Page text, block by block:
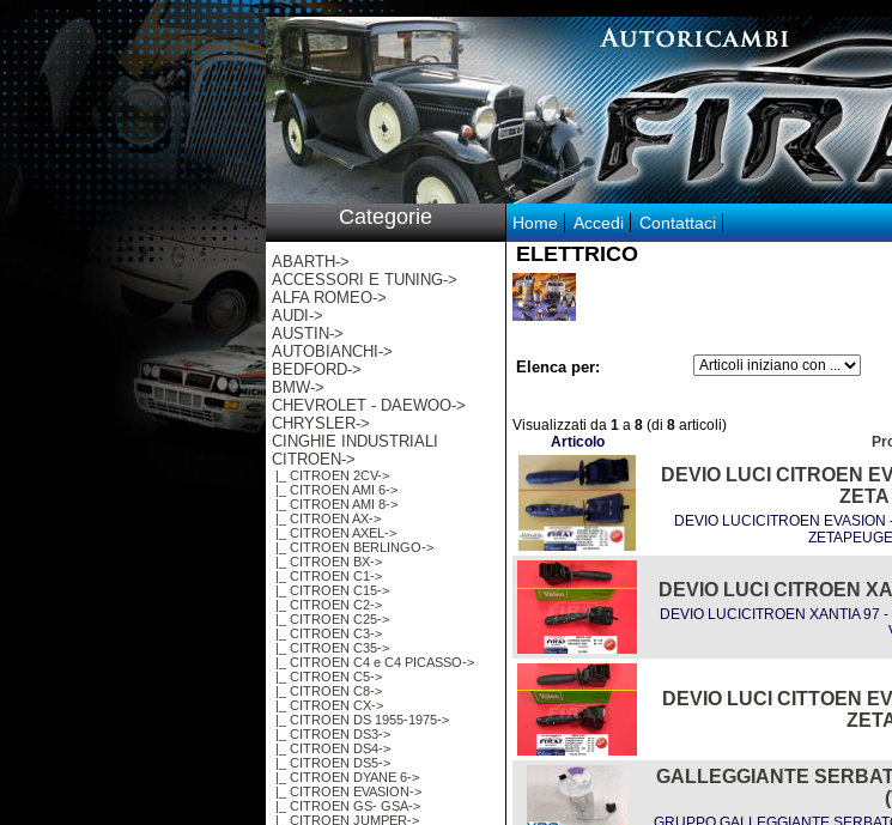
Categorie
ABARTH->
ACCESSORI E TUNING->
ALFA ROMEO->
AUDI->
AUSTIN->
AUTOBIANCHI->
BEDFORD->
BMW->
CHEVROLET - DAEWOO->
CHRYSLER->
CINGHIE INDUSTRIALI
CITROEN->
|_ CITROEN 2CV->
|_ CITROEN AMI 6->
|_ CITROEN AMI 8->
|_ CITROEN AX->
|_ CITROEN AXEL->
|_ CITROEN BERLINGO->
|_ CITROEN BX->
|_ CITROEN C1->
|_ CITROEN C15->
|_ CITROEN C2->
|_ CITROEN C25->
|_ CITROEN C3->
|_ CITROEN C35->
|_ CITROEN C4 e C4 PICASSO->
|_ CITROEN C5->
|_ CITROEN C8->
|_ CITROEN CX->
|_ CITROEN DS 1955-1975->
|_ CITROEN DS3->
|_ CITROEN DS4->
|_ CITROEN DS5->
|_ CITROEN DYANE 6->
|_ CITROEN EVASION->
|_ CITROEN GS- GSA->
|_ CITROEN JUMPER->
Home Accedi Contattaci
ELETTRICO
Elenca per:
Visualizzati da 1 a 8 (di 8 articoli)
Articolo
DEVIO LUCI CITROEN
DEVIO LUCICITROEN
DEVIO LUCI CITROEN
DEVIO LUCICITROEN XANTIA 97
DEVIO LUCI CITTOEN
GALLEGGIANTE